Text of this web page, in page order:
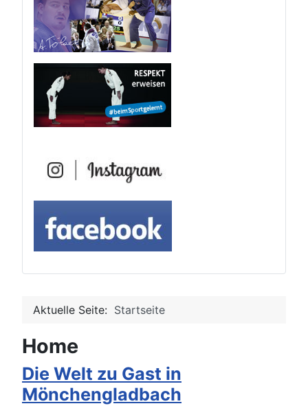
Aktuelle Seite: Startseite
Home
Die Welt zu Gast in
Mönchengladbach